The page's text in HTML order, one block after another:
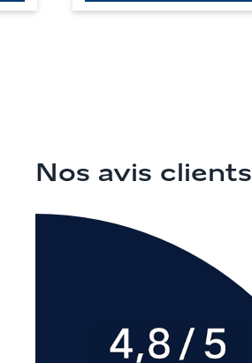
Nos avis clients